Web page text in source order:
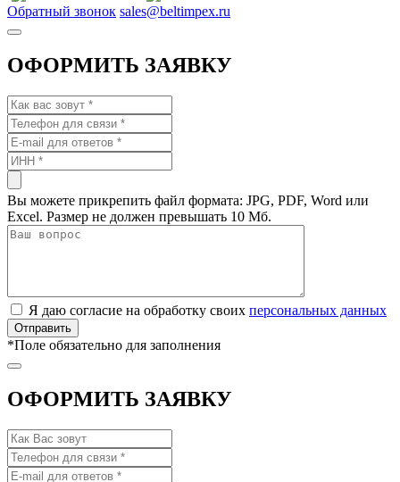
Обратный звонок sales@beltimpex.ru
ОФОРМИТЬ ЗАЯВКУ
Вы можете прикрепить файл формата: JPG, PDF, Word или
Excel. Размер не должен превышать 10 Мб.
Я даю согласие на обработку своих персональных данных
*Поле обязательно для заполнения
ОФОРМИТЬ ЗАЯВКУ